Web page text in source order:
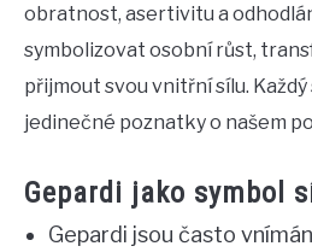
obratnost, asertivitu a
symbolizovat osobní růst,
přijmout svou vnitřní sílu.
jedinečné poznatky o našem
Gepardi jako symbol
Gepardi jsou často